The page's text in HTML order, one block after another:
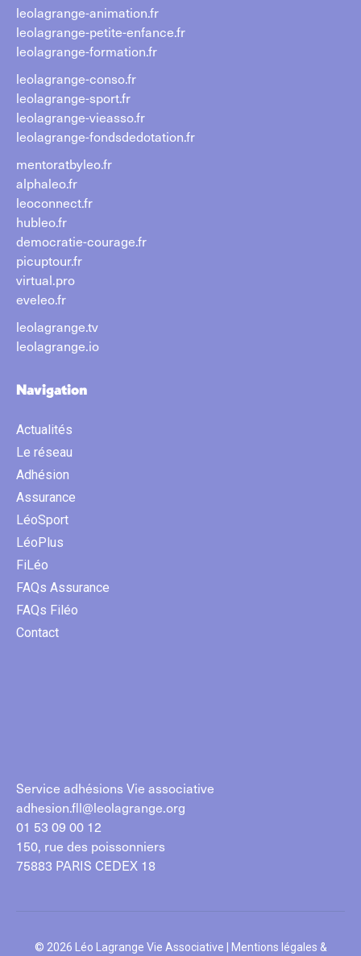
leolagrange-animation.fr
leolagrange-petite-enfance.fr
leolagrange-formation.fr
leolagrange-conso.fr
leolagrange-sport.fr
leolagrange-vieasso.fr
leolagrange-fondsdedotation.fr
mentoratbyleo.fr
alphaleo.fr
leoconnect.fr
hubleo.fr
democratie-courage.fr
picuptour.fr
virtual.pro
eveleo.fr
leolagrange.tv
leolagrange.io
Navigation
Actualités
Le réseau
Adhésion
Assurance
LéoSport
LéoPlus
FiLéo
FAQs Assurance
FAQs Filéo
Contact
Service adhésions Vie associative
adhesion.fll@leolagrange.org
01 53 09 00 12
150, rue des poissonniers
75883 PARIS CEDEX 18
© 2026 Léo Lagrange Vie Associative |
Mentions légales &